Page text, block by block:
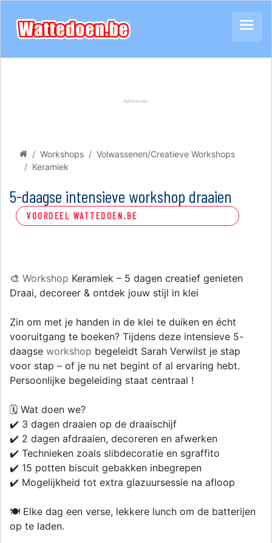
Workshops
Volwassenen/Creatieve Workshops
Keramiek
5-daagse intensieve workshop draaien
VOORDEEL WATTEDOEN.BE
🎨 Workshop Keramiek – 5 dagen creatief genieten
Draai, decoreer & ontdek jouw stijl in klei
Zin om met je handen in de klei te duiken en écht
vooruitgang te boeken? Tijdens deze intensieve 5-
daagse workshop begeleidt Sarah Verwilst je stap
voor stap – of je nu net begint of al ervaring hebt.
Persoonlijke begeleiding staat centraal !
🗓 Wat doen we?
✔️ 3 dagen draaien op de draaischijf
✔️ 2 dagen afdraaien, decoreren en afwerken
✔️ Technieken zoals slibdecoratie en sgraffito
✔️ 15 potten biscuit gebakken inbegrepen
✔️ Mogelijkheid tot extra glazuursessie na afloop
🍽️ Elke dag een verse, lekkere lunch om de batterijen
op te laden.